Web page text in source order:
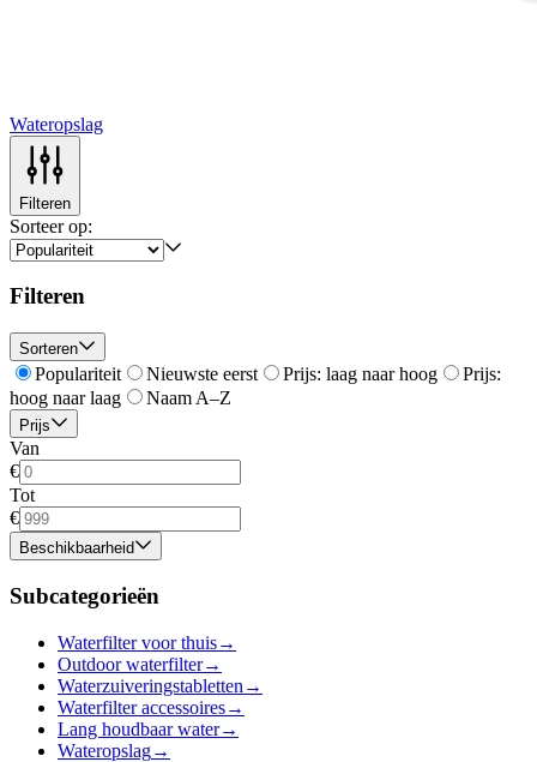
Wateropslag
Filteren
Sorteer op:
Filteren
Sorteren
Populariteit Nieuwste eerst Prijs: laag naar hoog
Prijs:
hoog naar laag
Naam A–Z
Prijs
Van
€
Tot
€
Beschikbaarheid
Subcategorieën
Waterfilter voor thuis→
Outdoor waterfilter→
Waterzuiveringstabletten →
Waterfilter accessoires→
Lang houdbaar water→
Wateropslag→